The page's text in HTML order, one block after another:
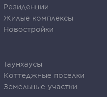
Резиденции
Жилые комплексы
Новостройки
Таунхаусы
Коттеджные поселки
Земельные участки